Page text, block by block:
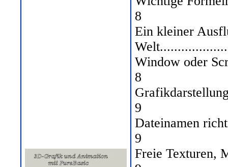
8
Ein kleiner
Window oder
8
9
Dateinamen
9
Freie Texturen,